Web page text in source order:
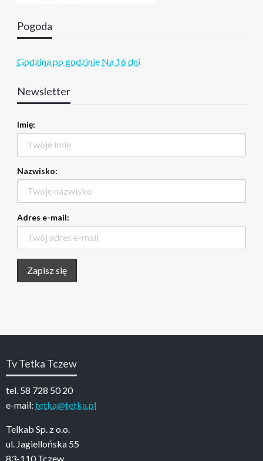
Pogoda
Godzina po godzinie Na 16 dni
Newsletter
Imię:
Nazwisko:
Adres e-mail:
Tv Tetka Tczew
tel. 58 728 50 20
e-mail: tetka@tetka.pl
Telkab Sp. z o.o.
ul. Jagiellońska 55
83-110 Tczew